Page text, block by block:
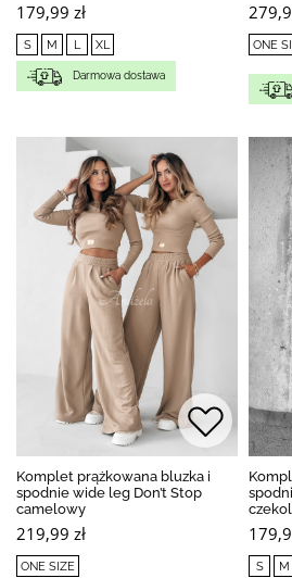
179,99 zł
S M L XL
Darmowa dostawa
ONE
Komplet prążkowana bluzka i
spodnie wide leg Don’t Stop
camelowy
219,99 zł
ONE SIZE S M